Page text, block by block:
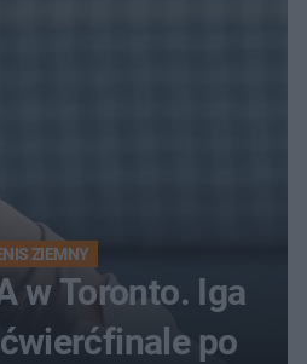
ZIEMNY
w Toronto. Iga
po